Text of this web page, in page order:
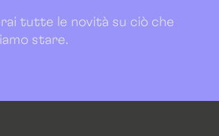
tutte le novità su ciò che
stare.